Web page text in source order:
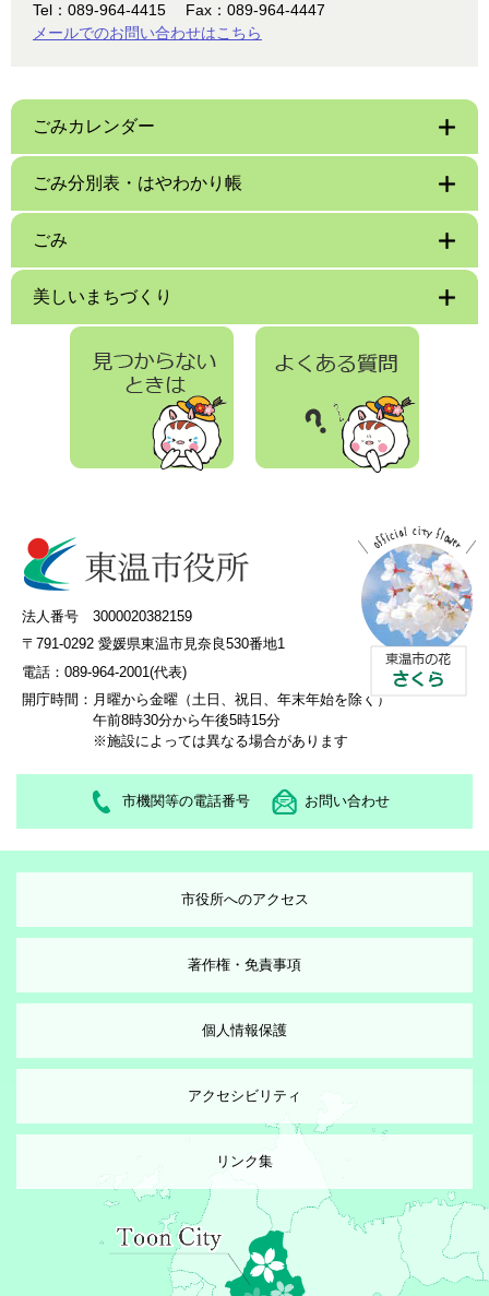
Tel：089-964-4415
Fax：089-964-4447
メールでのお問い合わせはこちら
ごみカレンダー
ごみ分別表・はやわかり帳
ごみ
美しいまちづくり
法人番号 3000020382159
〒791-0292 愛媛県東温市見奈良530番地1
電話：089-964-2001(代表)
開庁時間： 月曜から金曜（土日、祝日、年末年始を除く）
午前8時30分から午後5時15分
※施設によっては異なる場合があります
市機関等の電話番号 お問い合わせ
市役所へのアクセス
著作権・免責事項
個人情報保護
アクセシビリティ
リンク集